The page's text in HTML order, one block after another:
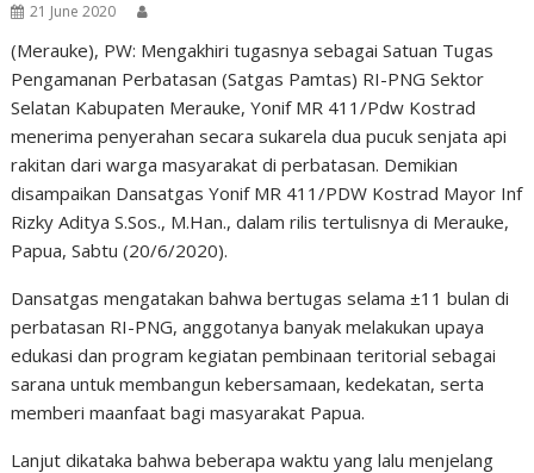
21 June 2020
(Merauke), PW: Mengakhiri tugasnya sebagai Satuan Tugas
Pengamanan Perbatasan (Satgas Pamtas) RI-PNG Sektor
Selatan Kabupaten Merauke, Yonif MR 411/Pdw Kostrad
menerima penyerahan secara sukarela dua pucuk senjata api
rakitan dari warga masyarakat di perbatasan. Demikian
disampaikan Dansatgas Yonif MR 411/PDW Kostrad Mayor Inf
Rizky Aditya S.Sos., M.Han., dalam rilis tertulisnya di Merauke,
Papua, Sabtu (20/6/2020).
Dansatgas mengatakan bahwa bertugas selama ±11 bulan di
perbatasan RI-PNG, anggotanya banyak melakukan upaya
edukasi dan program kegiatan pembinaan teritorial sebagai
sarana untuk membangun kebersamaan, kedekatan, serta
memberi maanfaat bagi masyarakat Papua.
Lanjut dikataka bahwa beberapa waktu yang lalu menjelang